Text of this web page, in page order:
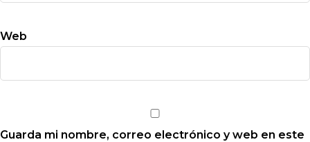
Web
Guarda mi nombre, correo electrónico y web en este